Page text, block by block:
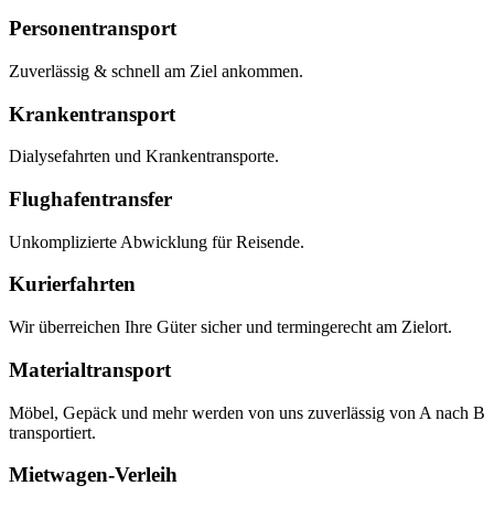
Personen­transport
Zuverlässig & schnell am Ziel ankommen.
Kranken­transport
Dialysefahrten und Krankentransporte.
Flughafen­transfer
Unkomplizierte Abwicklung für Reisende.
Kurier­fahrten
Wir überreichen Ihre Güter sicher und termingerecht am Zielort.
Material­transport
Möbel, Gepäck und mehr werden von uns zuverlässig von A nach B
transportiert.
Mietwagen-Verleih